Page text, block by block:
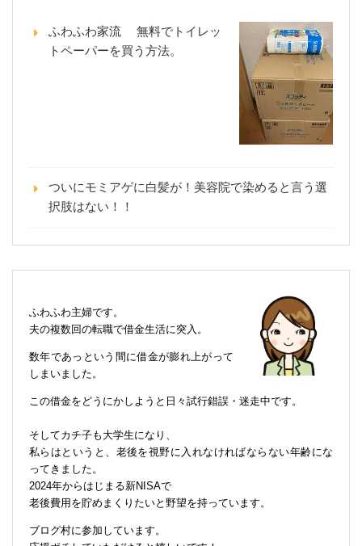
ふわふわ家流 無料でトイレッ
トペーパーを買う方法。
ついにモミアゲに白髪が！美容院で染めると言う選
択肢はない！！
ふわふわ主婦です。
夫の複数回の転職で借金生活に突入。
数年であっという間に借金が膨れ上がって
しまいました。
この借金をどうにかしようと日々試行錯誤・迷走中です。
そしてカチ子も大学生になり、
私らはというと、老後を視野に入れなければならない年齢にな
ってきました。
2024年からはじまる新NISAで
老後費用を貯めまくりたいと野望を持っています。
ブログ村に参加しています。